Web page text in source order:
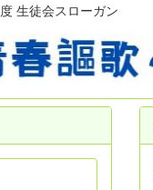
生徒会スローガン